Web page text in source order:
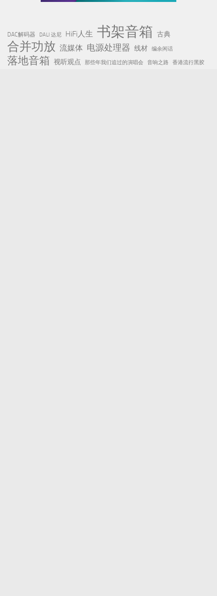
DAC解码器 DALI 达尼 HiFi人生 书架音箱 古典
合并功放 流媒体 电源处理器 线材 编余闲话
落地音箱 视听观点 那些年我们追过的演唱会 音响之路 香港流行黑胶